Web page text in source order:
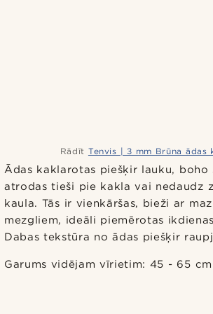
Rādīt Tenvis | 3 mm Brūna ādas
Ādas kaklarotas piešķir lauku, boho
atrodas tieši pie kakla vai nedaudz
kaula. Tās ir vienkāršas, bieži ar
mezgliem, ideāli piemērotas
Dabas tekstūra no ādas piešķir
Garums vidējam vīrietim: 45 - 65